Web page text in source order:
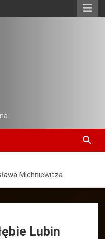
Michniewicza
Lubin